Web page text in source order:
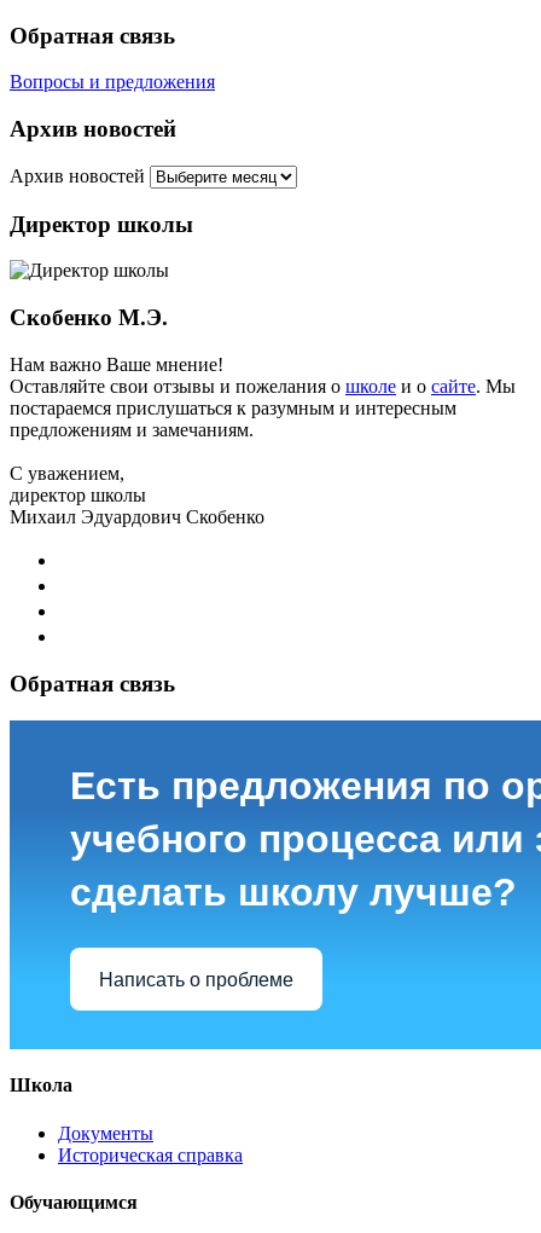
Обратная связь
Вопросы и предложения
Архив новостей
Архив новостей
Директор школы
Скобенко М.Э.
Нам важно Ваше мнение!
Оставляйте свои отзывы и пожелания о школе и о сайте. Мы
постараемся прислушаться к разумным и интересным
предложениям и замечаниям.
С уважением,
директор школы
Михаил Эдуардович Скобенко
Обратная связь
Есть предложения по
учебного процесса или
сделать школу лучше?
Написать о проблеме
Школа
Документы
Историческая справка
Обучающимся